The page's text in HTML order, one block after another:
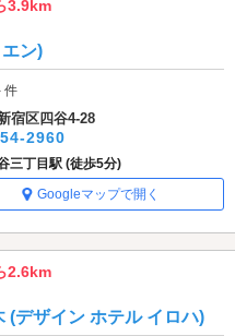
3.9km
ン)
件
宿区四谷4-28
2960
三丁目駅 (徒歩5分)
Googleマップで開く
2.6km
(デザイン ホテル イロハ)